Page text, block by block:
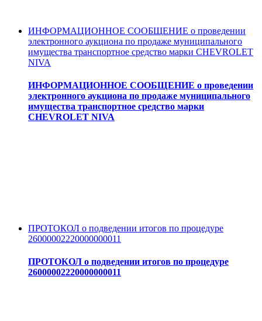
ИНФОРМАЦИОННОЕ СООБЩЕНИЕ о проведении
электронного аукциона по продаже муниципального
имущества транспортное средство марки CHEVROLET
NIVA
ИНФОРМАЦИОННОЕ СООБЩЕНИЕ о проведении
электронного аукциона по продаже муниципального
имущества транспортное средство марки
CHEVROLET NIVA
ПРОТОКОЛ о подведении итогов по процедуре
26000002220000000011
ПРОТОКОЛ о подведении итогов по процедуре
26000002220000000011